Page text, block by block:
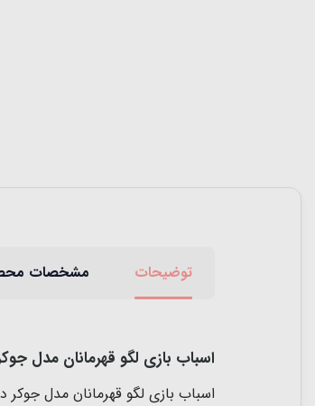
توضیحات مشخصات
اسباب بازی لگو قهرمانان مدل جوکر 94